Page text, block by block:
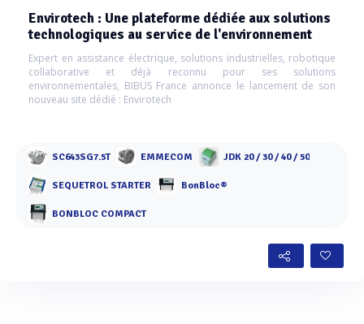
Envirotech : Une plateforme dédiée aux solutions
technologiques au service de l'environnement
Expert en assistance électrique, solutions industrielles, robotique
collaborative et déjà reconnu pour ses solutions
environnementales, BIBUS France annonce le lancement de son
nouveau site dédié : Envirotech
SC643SG7.5T EMMECOM JDK 20 / 30 / 40 / 50
SEQUETROL STARTER BonBloc®
BONBLOC COMPACT